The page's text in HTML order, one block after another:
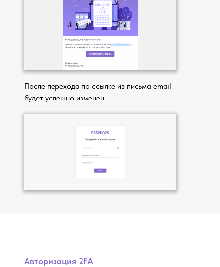
После перехода по ссылке из письма email
будет успешно изменен.
Авторизация 2FA